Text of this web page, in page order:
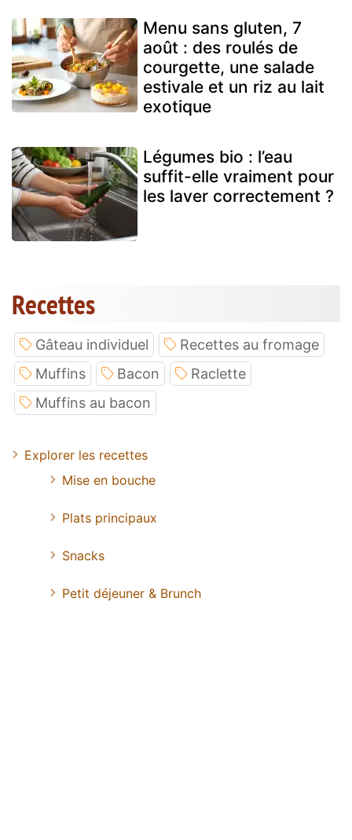
Menu sans gluten, 7
août : des roulés de
courgette, une salade
estivale et un riz au lait
exotique
Légumes bio : l’eau
suffit-elle vraiment pour
les laver correctement ?
Recettes
Gâteau individuel
Recettes au fromage
Muffins
Bacon
Raclette
Muffins au bacon
Explorer les recettes
Mise en bouche
Plats principaux
Snacks
Petit déjeuner & Brunch